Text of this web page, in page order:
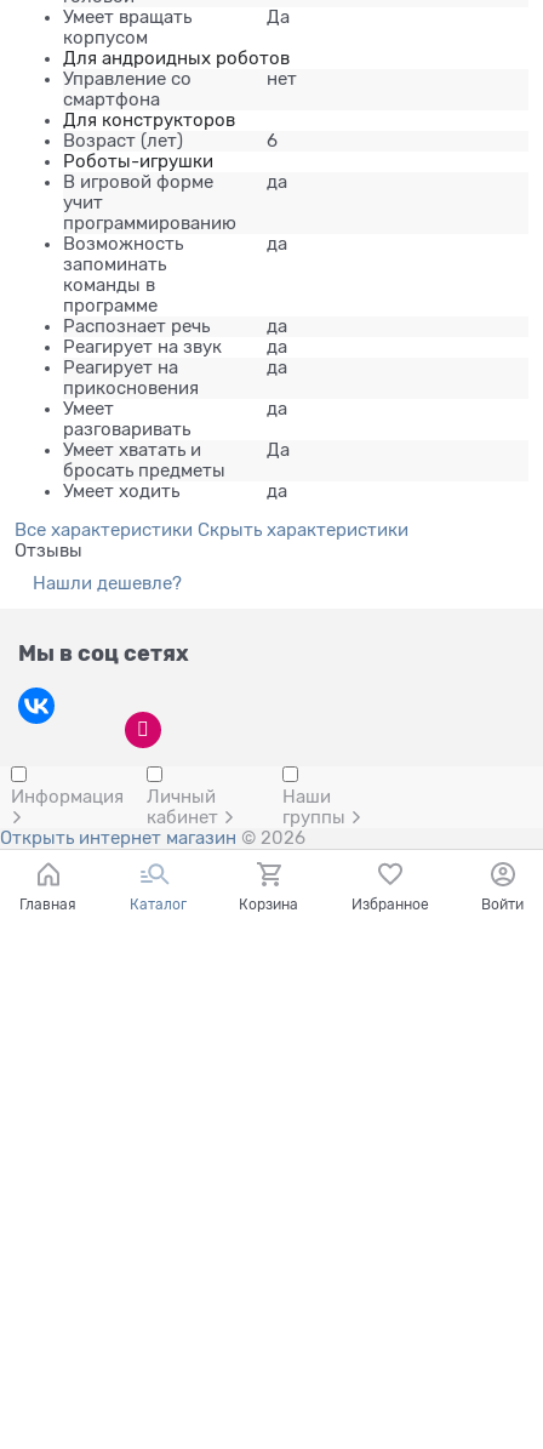
Умеет вращать
корпусом
Да
Для андроидных роботов
Управление со
смартфона
нет
Для конструкторов
Возраст (лет)
6
Роботы-игрушки
В игровой форме
учит
программированию
да
Возможность
запоминать
команды в
программе
да
Распознает речь
да
Реагирует на звук
да
Реагирует на
прикосновения
да
Умеет
разговаривать
да
Умеет хватать и
бросать предметы
Да
Умеет ходить
да
Все характеристики Скрыть характеристики
Отзывы
Нашли дешевле?
Мы в соц сетях
Информация
Личный
кабинет
Наши
группы
Открыть интернет магазин © 2026
Главная Каталог Корзина Избранное Войти